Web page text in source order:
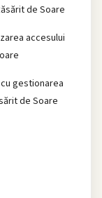
de Soare
accesului
gestionarea
de Soare